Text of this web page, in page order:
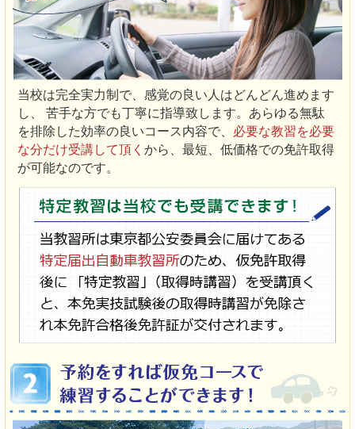
当校は完全実力制で、感覚の良い人はどんどん進めます
し、 苦手な方でも丁寧に指導致します。あらゆる無駄
を排除した効率の良いコース内容で、 必要な教習を必要
な分だけ受講して頂くから、最短、低価格での免許取得
が可能なのです。